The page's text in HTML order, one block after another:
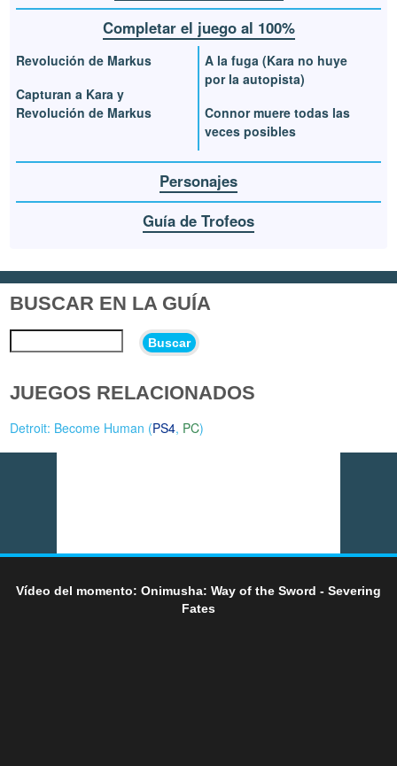
Completar el juego al 100%
Revolución de Markus
Capturan a Kara y
Revolución de Markus
A la fuga (Kara no huye
por la autopista)
Connor muere todas las
veces posibles
Personajes
Guía de Trofeos
BUSCAR EN LA GUÍA
Buscar
JUEGOS RELACIONADOS
Detroit: Become Human (PS4, PC)
Vídeo del momento: Onimusha: Way of the Sword - Severing
Fates